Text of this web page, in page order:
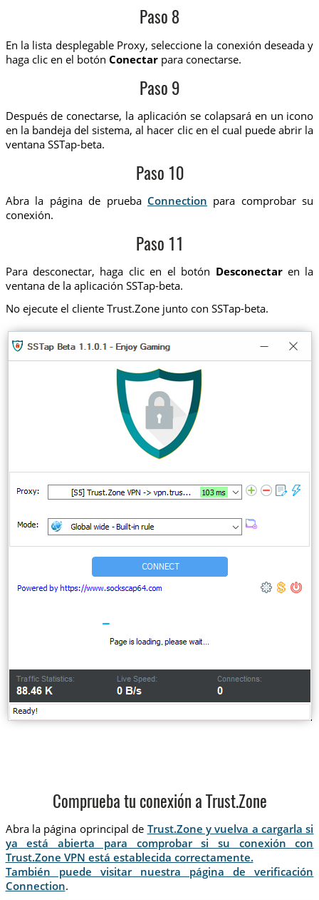
Paso 8
En la lista desplegable Proxy, seleccione la conexión deseada y
haga clic en el botón Conectarpara conectarse.
Paso 9
Después de conectarse, la aplicación se colapsará en un icono
en la bandeja del sistema, al hacer clic en el cual puede abrir la
ventana SSTap-beta.
Paso 10
Abra la página de prueba Connection para comprobar su
conexión.
Paso 11
Para desconectar, haga clic en el botón Desconectaren la
ventana de la aplicación SSTap-beta.
No ejecute el cliente Trust.Zone junto con SSTap-beta.
Comprueba tu conexión a Trust.Zone
Abra la página oprincipal de Trust.Zone y vuelva a cargarla si
ya está abierta para comprobar si su conexión con
Trust.Zone VPN está establecida correctamente.
También puede visitar nuestra página de verificación
Connection.